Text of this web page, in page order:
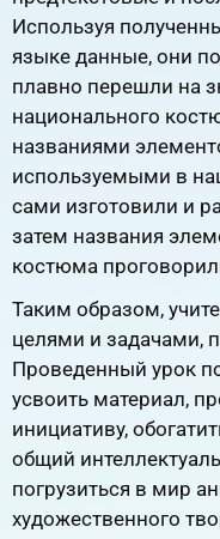
Используя
языке данные, они
плавно перешли на
национального
названиями
используемыми в
сами изготовили и
затем названия
костюма
Таким образом,
целями и задачами,
Проведенный урок
усвоить материал,
инициативу,
общий
погрузиться в мир
художественного